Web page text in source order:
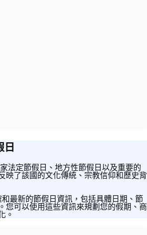
日
法定節假日、地方性節假日以及重要的
映了該國的文化傳統、宗教信仰和歷史背
最新的節假日資訊，包括具體日期、節
您可以使用這些資訊來規劃您的假期、商
。